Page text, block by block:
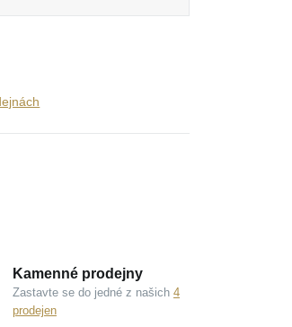
Kamenné prodejny
Zastavte se do jedné z našich 4
prodejen